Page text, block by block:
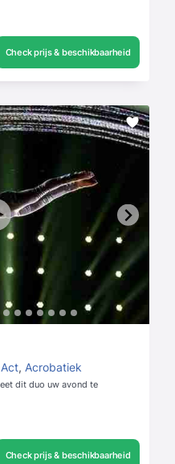
Check prijs & beschikbaarheid
, Acrobatiek
dit duo uw avond te
Check prijs & beschikbaarheid